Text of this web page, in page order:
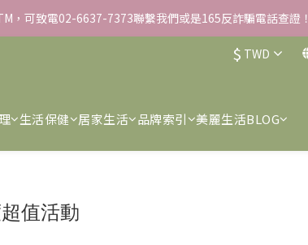
熱敷眼罩/盒 ❸滿３３８８贈▸積雪草柔敏舒緩水凝霜EX/瓶
，可致電02-6637-7373聯繫我們或是165反詐騙電話查證！
敷眼罩/盒 ❸滿３３８８贈▸積雪草柔敏舒緩水凝霜EX/瓶
$ TWD
生活保健 居家生活 品牌索引 美麗生活BLOG
值活動